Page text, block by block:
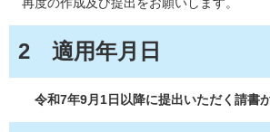
再度の作成及び提出をお願いします。
2 適用年月日
令和7年9月1日以降に提出いただく請書